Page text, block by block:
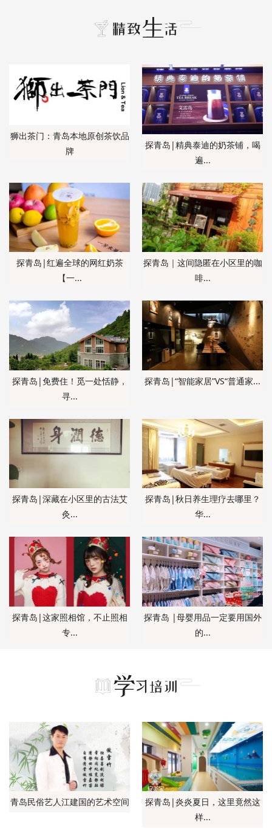
狮出茶门：青岛本地原创茶饮品
牌
探青岛|精典泰迪的奶茶铺，喝
遍...
探青岛|红遍全球的网红奶茶
【一...
探青岛｜这间隐匿在小区里的咖
啡...
探青岛|免费住！觅一处恬静，
寻...
探青岛|“智能家居”VS“普通家...
探青岛|深藏在小区里的古法艾
灸...
探青岛|秋日养生理疗去哪里？
华...
探青岛|这家照相馆，不止照相
专...
探青岛 |母婴用品一定要用国外
的...
青岛民俗艺人江建国的艺术空间
探青岛|炎炎夏日，这里竟然这
样...